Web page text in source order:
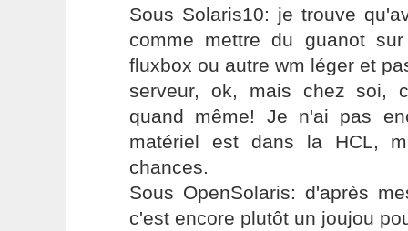
Sous Solaris10: je trouve
comme mettre du guanot
fluxbox ou autre wm léger et
serveur, ok, mais chez soi,
quand même! Je n'ai pas
matériel est dans la HCL,
chances.
Sous OpenSolaris: d'après
c'est encore plutôt un joujou